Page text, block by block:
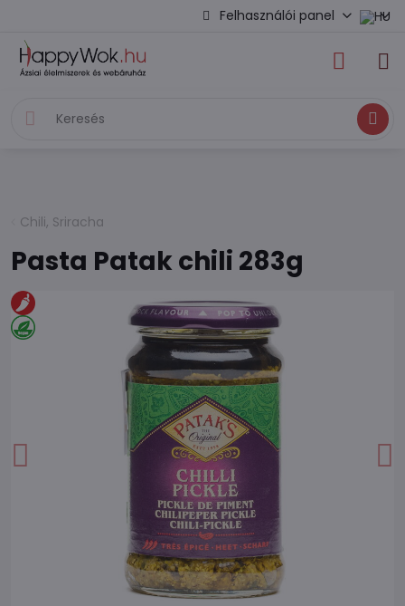
Felhasználói panel
Keresés
Chili, Sriracha
Pasta Patak chili 283g